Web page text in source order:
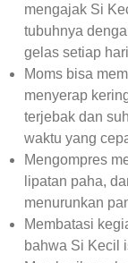
mengajak Si
tubuhnya
gelas setiap
Moms bisa
menyerap
terjebak dan
waktu yang
Mengompres
lipatan paha,
menurunkan
Membatasi
bahwa Si Kecil